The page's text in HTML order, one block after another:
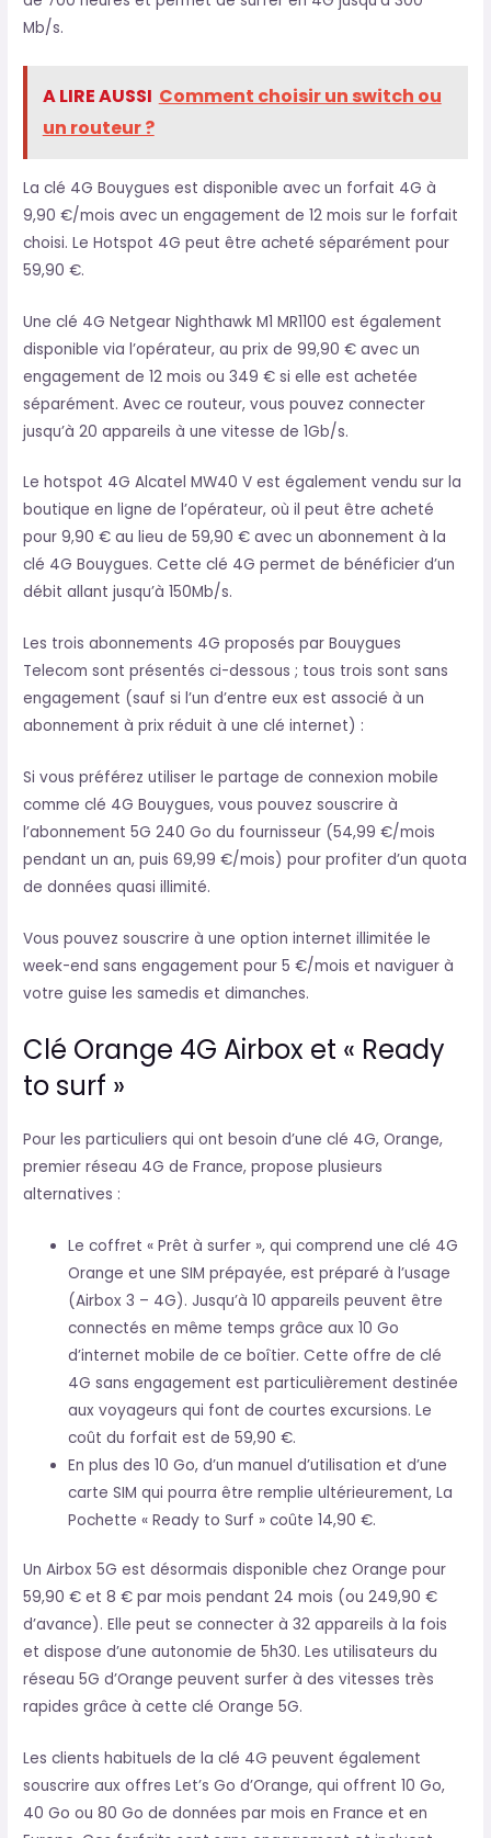
Mb/s.
A LIRE AUSSI Comment choisir un switch ou
un routeur ?
La clé 4G Bouygues est disponible avec un forfait 4G à
9,90 €/mois avec un engagement de 12 mois sur le forfait
choisi. Le Hotspot 4G peut être acheté séparément pour
59,90 €.
Une clé 4G Netgear Nighthawk M1 MR1100 est également
disponible via l’opérateur, au prix de 99,90 € avec un
engagement de 12 mois ou 349 € si elle est achetée
séparément. Avec ce routeur, vous pouvez connecter
jusqu’à 20 appareils à une vitesse de 1Gb/s.
Le hotspot 4G Alcatel MW40 V est également vendu sur la
boutique en ligne de l’opérateur, où il peut être acheté
pour 9,90 € au lieu de 59,90 € avec un abonnement à la
clé 4G Bouygues. Cette clé 4G permet de bénéficier d’un
débit allant jusqu’à 150Mb/s.
Les trois abonnements 4G proposés par Bouygues
Telecom sont présentés ci-dessous ; tous trois sont sans
engagement (sauf si l’un d’entre eux est associé à un
abonnement à prix réduit à une clé internet) :
Si vous préférez utiliser le partage de connexion mobile
comme clé 4G Bouygues, vous pouvez souscrire à
l’abonnement 5G 240 Go du fournisseur (54,99 €/mois
pendant un an, puis 69,99 €/mois) pour profiter d’un quota
de données quasi illimité.
Vous pouvez souscrire à une option internet illimitée le
week-end sans engagement pour 5 €/mois et naviguer à
votre guise les samedis et dimanches.
Clé Orange 4G Airbox et « Ready
to surf »
Pour les particuliers qui ont besoin d’une clé 4G, Orange,
premier réseau 4G de France, propose plusieurs
alternatives :
Le coffret « Prêt à surfer », qui comprend une clé 4G
Orange et une SIM prépayée, est préparé à l’usage
(Airbox 3 – 4G). Jusqu’à 10 appareils peuvent être
connectés en même temps grâce aux 10 Go
d’internet mobile de ce boîtier. Cette offre de clé
4G sans engagement est particulièrement destinée
aux voyageurs qui font de courtes excursions. Le
coût du forfait est de 59,90 €.
En plus des 10 Go, d’un manuel d’utilisation et d’une
carte SIM qui pourra être remplie ultérieurement, La
Pochette « Ready to Surf » coûte 14,90 €.
Un Airbox 5G est désormais disponible chez Orange pour
59,90 € et 8 € par mois pendant 24 mois (ou 249,90 €
d’avance). Elle peut se connecter à 32 appareils à la fois
et dispose d’une autonomie de 5h30. Les utilisateurs du
réseau 5G d’Orange peuvent surfer à des vitesses très
rapides grâce à cette clé Orange 5G.
Les clients habituels de la clé 4G peuvent également
souscrire aux offres Let’s Go d’Orange, qui offrent 10 Go,
40 Go ou 80 Go de données par mois en France et en